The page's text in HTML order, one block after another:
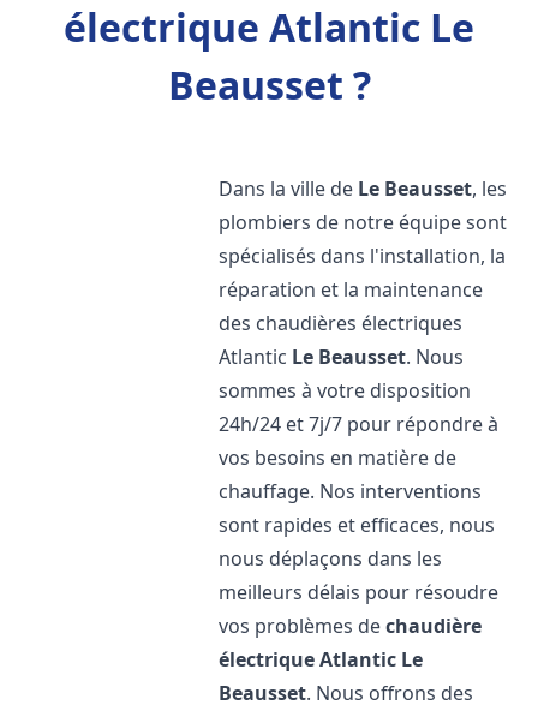
électrique Atlantic Le
Beausset ?
Dans la ville de Le Beausset, les
plombiers de notre équipe sont
spécialisés dans l'installation, la
réparation et la maintenance
des chaudières électriques
Atlantic Le Beausset. Nous
sommes à votre disposition
24h/24 et 7j/7 pour répondre à
vos besoins en matière de
chauffage. Nos interventions
sont rapides et efficaces, nous
nous déplaçons dans les
meilleurs délais pour résoudre
vos problèmes dechaudière
électrique Atlantic Le
Beausset. Nous offrons des